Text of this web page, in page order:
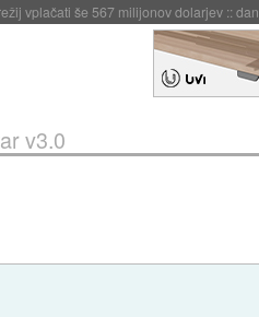
ob 21:37
v3.0